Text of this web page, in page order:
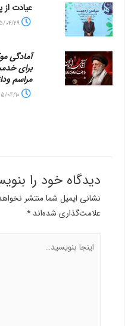
عیادت
آمادگی
برای
مراسم
دیدگاه‌ خود را
نشانی ایمیل شما منتشر
علامت‌گذاری شده‌اند *